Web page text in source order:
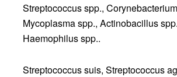
Streptococcus spp.,
Mycoplasma spp., Actinobacillus
Haemophilus spp..
Streptococcus suis, Streptococcus